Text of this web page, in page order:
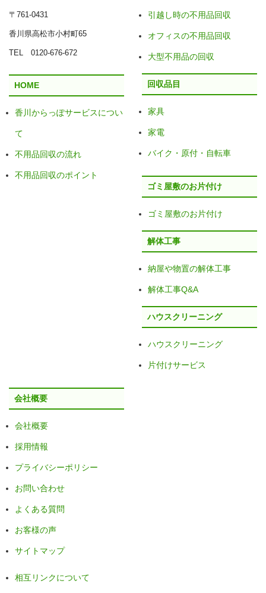
〒761-0431
香川県高松市小村町65
TEL 0120-676-672
HOME
香川からっぽサービスについ
て
不用品回収の流れ
不用品回収のポイント
引越し時の不用品回収
オフィスの不用品回収
大型不用品の回収
回収品目
家具
家電
バイク・原付・自転車
ゴミ屋敷のお片付け
ゴミ屋敷のお片付け
解体工事
納屋や物置の解体工事
解体工事Q&A
ハウスクリーニング
ハウスクリーニング
片付けサービス
会社概要
会社概要
採用情報
プライバシーポリシー
お問い合わせ
よくある質問
お客様の声
サイトマップ
相互リンクについて